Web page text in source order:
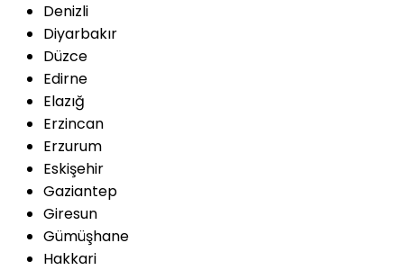
Denizli
Diyarbakır
Düzce
Edirne
Elazığ
Erzincan
Erzurum
Eskişehir
Gaziantep
Giresun
Gümüşhane
Hakkari